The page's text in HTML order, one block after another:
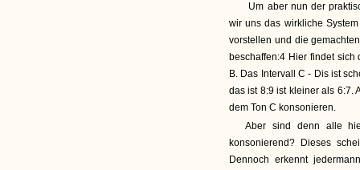
Um aber nun der
wir uns das wirkliche
vorstellen und die
beschaffen:4 Hier findet
B. Das Intervall C - Dis ist
das ist 8:9 ist kleiner als 6:7.
dem Ton C konsonieren.
Aber sind denn alle
konsonierend? Dieses
Dennoch erkennt